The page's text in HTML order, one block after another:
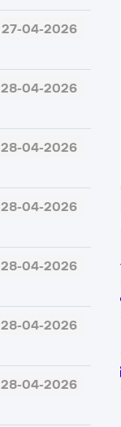
27-04-2026
28-04-2026
28-04-2026
28-04-2026
28-04-2026
28-04-2026
28-04-2026